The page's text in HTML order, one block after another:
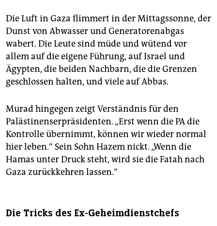
Die Luft in Gaza flimmert in der Mittagssonne, der
Dunst von Abwasser und Generatorenabgas
wabert. Die Leute sind müde und wütend vor
allem auf die eigene Führung, auf Israel und
Ägypten, die beiden Nachbarn, die die Grenzen
geschlossen halten, und viele auf Abbas.
Murad hingegen zeigt Verständnis für den
Palästinenserpräsidenten. „Erst wenn die PA die
Kontrolle übernimmt, können wir wieder normal
hier leben.“ Sein Sohn Hazem nickt. „Wenn die
Hamas unter Druck steht, wird sie die Fatah nach
Gaza zurückkehren lassen.“
Die Tricks des Ex-Geheimdienstchefs